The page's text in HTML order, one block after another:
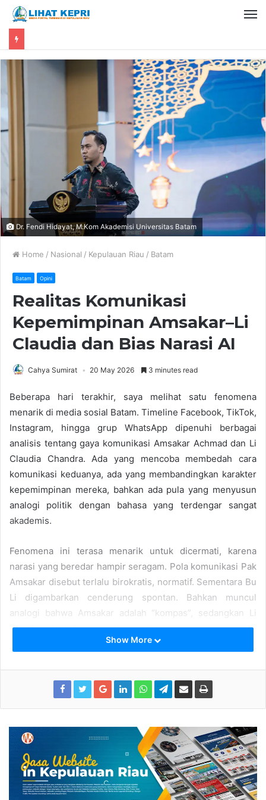
Dr. Fendi Hidayat, M.Kom Akademisi Universitas Batam
Home / Nasional / Kepulauan Riau / Batam
Batam Opini
Realitas Komunikasi
Kepemimpinan Amsakar–Li
Claudia dan Bias Narasi AI
Cahya Sumirat 20 May 2026 3 minutes read
Beberapa hari terakhir, saya melihat satu fenomena
menarik di media sosial Batam. Timeline Facebook, TikTok,
Instagram, hingga grup WhatsApp dipenuhi berbagai
analisis tentang gaya komunikasi Amsakar Achmad dan Li
Claudia Chandra. Ada yang mencoba membedah cara
komunikasi keduanya, ada yang membandingkan karakter
kepemimpinan mereka, bahkan ada pula yang menyusun
analogi politik dengan bahasa yang terdengar sangat
akademis.
Fenomena ini terasa menarik untuk dicermati, karena
narasi yang beredar hampir seragam. Pola komunikasi Pak
Amsakar disebut terlalu birokratis, normatif. Sementara Bu
Li digambarkan cenderung spontan. Bahkan muncul
analogi bahwa Amsakar adalah “kompas”, sedangkan Li
Claudia adalah “penggerak mesin”.
Show More